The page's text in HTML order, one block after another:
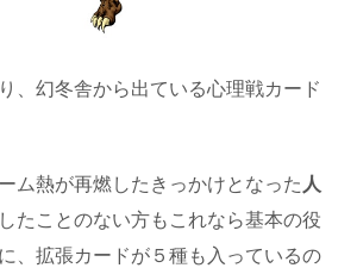
、幻冬舎から出ている心理戦カード
ム熱が再燃したきっかけとなった 人
たことのない方もこれなら基本の役
、拡張カードが５種も入っているの